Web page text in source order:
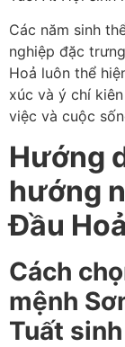
Các năm sinh
nghiệp đặc
Hoả luôn thể
xúc và ý chí
việc và cuộc
Hướng
hướng
Đầu Hoả
Cách
mệnh
Tuất